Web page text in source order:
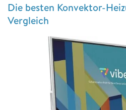
Die besten Konvektor-
Vergleich